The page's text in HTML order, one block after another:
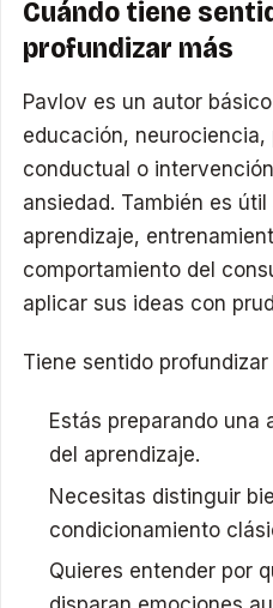
Cuándo tiene
profundizar más
Pavlov es un autor
educación,
conductual o
ansiedad. También es
aprendizaje,
comportamiento del
aplicar sus ideas con
Tiene sentido
Estás preparando una
del aprendizaje.
Necesitas distinguir
condicionamiento
Quieres entender por